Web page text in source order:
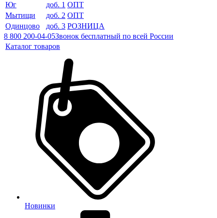
Юг
доб. 1 ОПТ
Мытищи
доб. 2 ОПТ
Одинцово
доб. 3 РОЗНИЦА
8 800 200-04-05Звонок бесплатный по всей России
Каталог товаров
Новинки